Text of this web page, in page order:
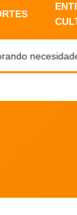
necesidades